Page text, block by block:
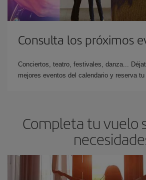
Consulta los próximos
Conciertos, teatro, festivales, danza...
mejores eventos del calendario y reserva
Completa tu vuelo